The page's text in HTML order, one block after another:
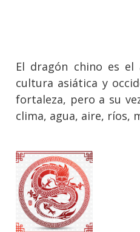
El dragón chino es el
cultura asiática y
fortaleza, pero a su
clima, agua, aire, ríos,